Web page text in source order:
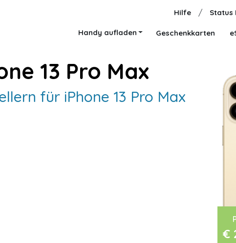
Hilfe / Status
Handy aufladen Geschenkkarten
€
13 Pro Max
für iPhone 13 Pro Max